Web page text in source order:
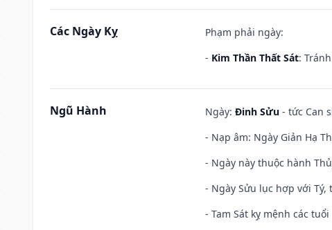
Các Ngày Kỵ
Phạm phải ngày:
- Kim Thần Thất Sát:
Ngũ Hành Ngày: Đinh Sửu - tức Can
- Nạp âm: Ngày Giản Hạ
- Ngày này thuộc hành
- Ngày Sửu lục hợp với
- Tam Sát kỵ mệnh các